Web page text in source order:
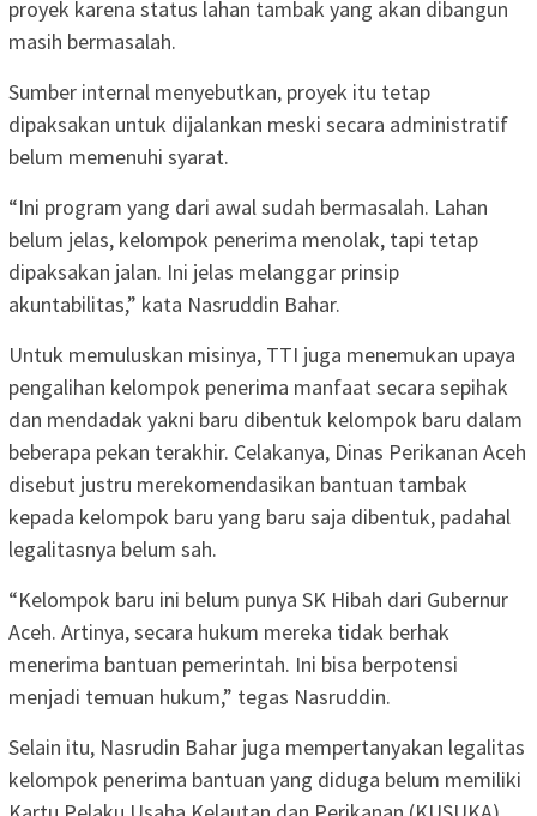
proyek karena status lahan tambak yang akan dibangun
masih bermasalah.
Sumber internal menyebutkan, proyek itu tetap
dipaksakan untuk dijalankan meski secara administratif
belum memenuhi syarat.
“Ini program yang dari awal sudah bermasalah. Lahan
belum jelas, kelompok penerima menolak, tapi tetap
dipaksakan jalan. Ini jelas melanggar prinsip
akuntabilitas,” kata Nasruddin Bahar.
Untuk memuluskan misinya, TTI juga menemukan upaya
pengalihan kelompok penerima manfaat secara sepihak
dan mendadak yakni baru dibentuk kelompok baru dalam
beberapa pekan terakhir. Celakanya, Dinas Perikanan Aceh
disebut justru merekomendasikan bantuan tambak
kepada kelompok baru yang baru saja dibentuk, padahal
legalitasnya belum sah.
“Kelompok baru ini belum punya SK Hibah dari Gubernur
Aceh. Artinya, secara hukum mereka tidak berhak
menerima bantuan pemerintah. Ini bisa berpotensi
menjadi temuan hukum,” tegas Nasruddin.
Selain itu, Nasrudin Bahar juga mempertanyakan legalitas
kelompok penerima bantuan yang diduga belum memiliki